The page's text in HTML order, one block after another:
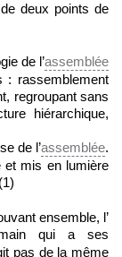
deux points de
de l’assemblée
: rassemblement
regroupant sans
hiérarchique,
de l’assemblée.
et mis en lumière
ensemble, l’
qui a ses
pas de la même